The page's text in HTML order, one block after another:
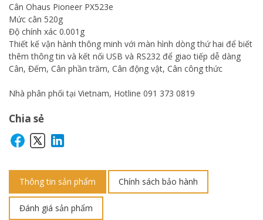
Cân Ohaus Pioneer PX523e
Mức cân 520g
Độ chính xác 0.001g
Thiết kế vận hành thông minh với màn hình dòng thứ hai để biết
thêm thông tin và kết nối USB và RS232 để giao tiếp dễ dàng
Cân, Đếm, Cân phần trăm, Cân động vật, Cân công thức
Nhà phân phối tại Vietnam, Hotline 091 373 0819
Chia sẻ
Thông tin sản phẩm Chính sách bảo hành
Đánh giá sản phẩm